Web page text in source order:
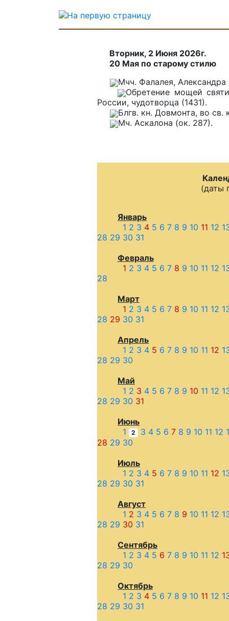
Вторник, 2 Июня 2026г.
20 Мая по старому стилю
Мчч. Фалалея,
Обретение мощей
России, чудотворца (1431).
Блгв. кн. Довмонта, во
Мч. Аскалона (ок. 287).
(даты
Январь
1 2 3 4 5 6 7 8 9 10 11 12
28 29 30 31
Февраль
1 2 3 4 5 6 7 8 9 10 11 12
28
Март
1 2 3 4 5 6 7 8 9 10 11 12
28 29 30 31
Апрель
1 2 3 4 5 6 7 8 9 10 11 12
28 29 30
Май
1 2 3 4 5 6 7 8 9 10 11 12
28 29 30 31
Июнь
1
2 3 4 5 6 7 8 9 10 11 12
28 29 30
Июль
1 2 3 4 5 6 7 8 9 10 11 12
28 29 30 31
Август
1 2 3 4 5 6 7 8 9 10 11 12
28 29 30 31
Сентябрь
1 2 3 4 5 6 7 8 9 10 11 12
28 29 30
Октябрь
1 2 3 4 5 6 7 8 9 10 11 12
28 29 30 31